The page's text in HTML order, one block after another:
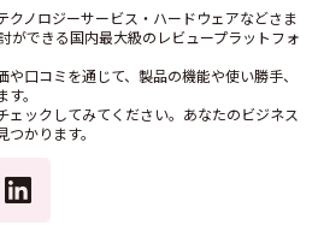
クノロジーサービス・ハードウェアなどさま
ができる国内最大級のレビュープラットフォ
口コミを通じて、製品の機能や使い勝手、
。
ェックしてみてください。あなたのビジネス
かります。